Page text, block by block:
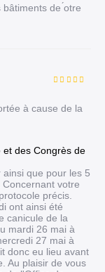
de ́otre
à cause de la
et des Congrès de
que pour les 5
votre
précis.
ont ainsi été
canicule de la
mardi 26 mai à
27 mai à
donc eu lieu avant
Au plaisir de vous